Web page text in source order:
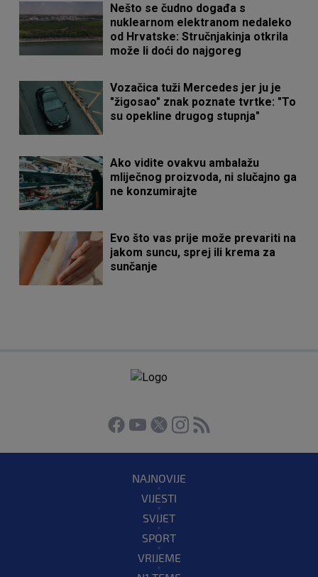
Nešto se čudno događa s
nuklearnom elektranom nedaleko
od Hrvatske: Stručnjakinja otkrila
može li doći do najgoreg
Vozačica tuži Mercedes jer ju je
"žigosao" znak poznate tvrtke: "To
su opekline drugog stupnja"
Ako vidite ovakvu ambalažu
mliječnog proizvoda, ni slučajno ga
ne konzumirajte
Evo što vas prije može prevariti na
jakom suncu, sprej ili krema za
sunčanje
NAJNOVIJE
VIJESTI
SVIJET
SPORT
VRIJEME